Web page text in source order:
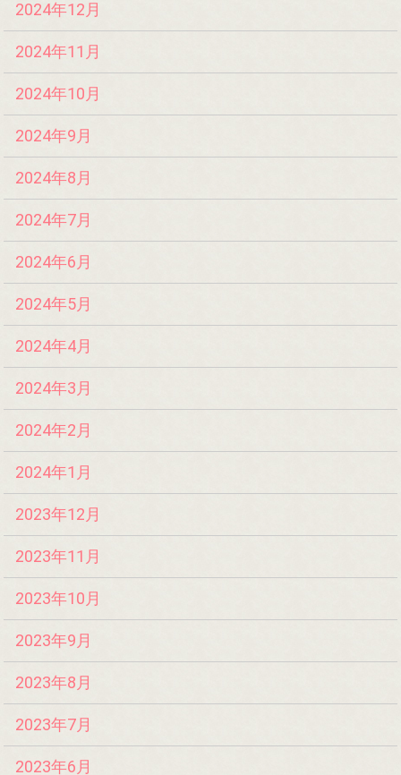
2024年12月
2024年11月
2024年10月
2024年9月
2024年8月
2024年7月
2024年6月
2024年5月
2024年4月
2024年3月
2024年2月
2024年1月
2023年12月
2023年11月
2023年10月
2023年9月
2023年8月
2023年7月
2023年6月